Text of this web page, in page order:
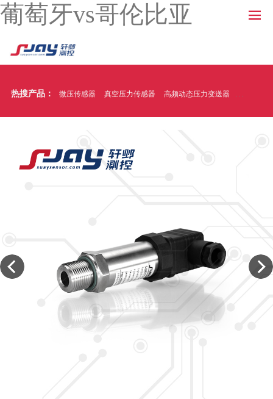
葡萄牙vs哥伦比亚
热搜产品： 微压传感器 真空压力传感器 高频动态压力变送器 温压一体